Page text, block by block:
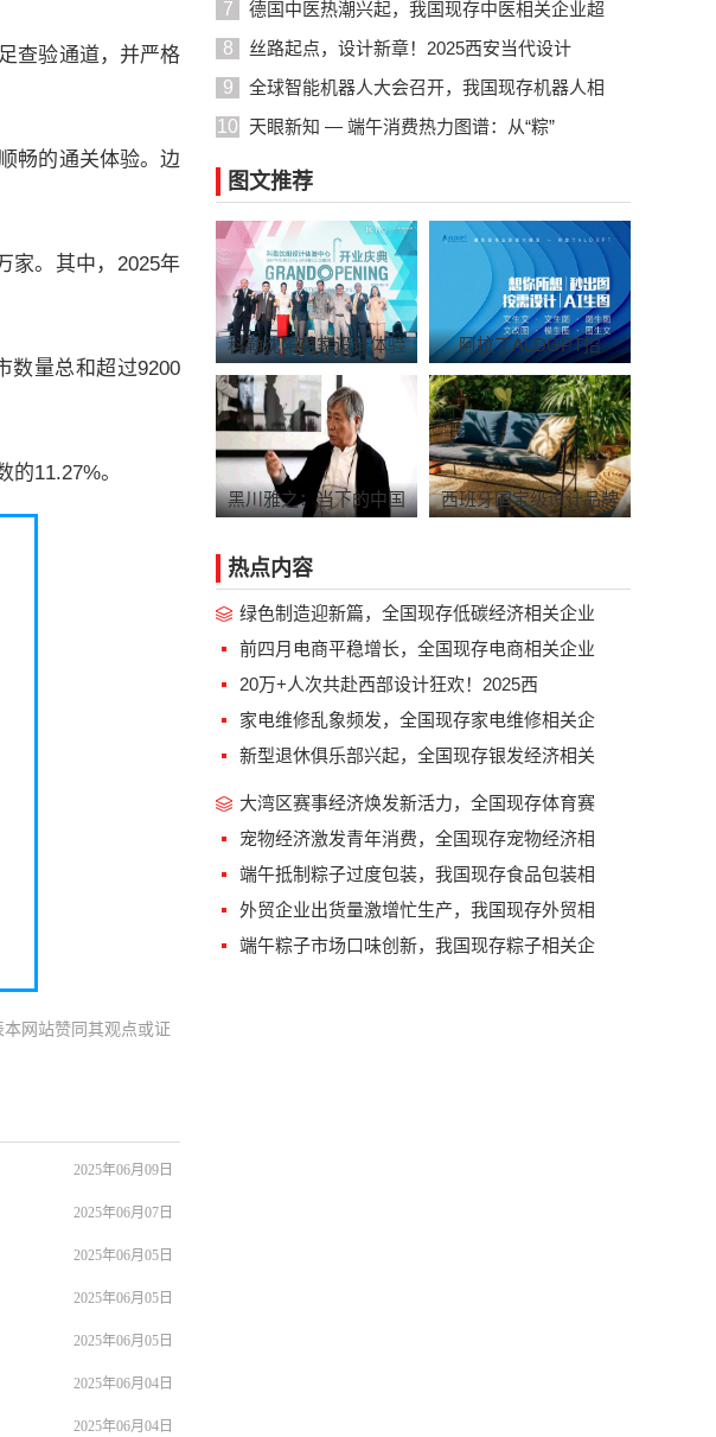
查验通道，并严格
畅的通关体验。边
家。其中，2025年
数量总和超过9200
11.27%。
网站赞同其观点或证
2025年06月09日
2025年06月07日
2025年06月05日
2025年06月05日
2025年06月05日
2025年06月04日
2025年06月04日
7
德国中医热潮兴起，我国现存中医相关企业超
8
丝路起点，设计新章！2025西安当代设计
9
全球智能机器人大会召开，我国现存机器人相
10
天眼新知 — 端午消费热力图谱：从“粽”
图文推荐
科勒沈阳首家设计体验 阿拉丁ALDGPT招
黑川雅之：当下的中国 西班牙国宝级设计品牌
热点内容
绿色制造迎新篇，全国现存低碳经济相关企业
前四月电商平稳增长，全国现存电商相关企业
20万+人次共赴西部设计狂欢！2025西
家电维修乱象频发，全国现存家电维修相关企
新型退休俱乐部兴起，全国现存银发经济相关
大湾区赛事经济焕发新活力，全国现存体育赛
宠物经济激发青年消费，全国现存宠物经济相
端午抵制粽子过度包装，我国现存食品包装相
外贸企业出货量激增忙生产，我国现存外贸相
端午粽子市场口味创新，我国现存粽子相关企